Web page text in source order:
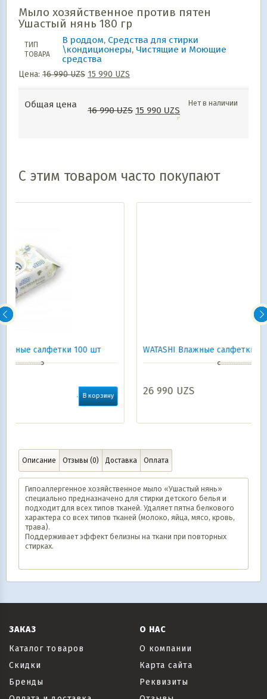
Мыло хозяйственное против пятен
Ушастый нянь 180 гр
ТИП
ТОВАРА
В роддом, Средства для стирки
\кондиционеры, Чистящие и Моющие
средства
Цена: 16 990UZS 15 990 UZS
Общая цена
16 990UZS 15 990 UZS
Нет в наличии
С этим товаром часто покупают
WATASHI Влажные салфетки для детей 0+ 64 шт
26 990UZS
Описание Отзывы (0) Доставка Оплата
Гипоаллергенное хозяйственное мыло «Ушастый нянь»
специально предназначено для стирки детского белья и
подходит для всех типов тканей. Удаляет пятна белкового
характера со всех типов тканей (молоко, яйца, мясо, кровь,
трава).
Поддерживает эффект белизны на ткани при повторных
стирках.
ЗАКАЗ
Каталог товаров
Скидки
Бренды
О НАС
О компании
Карта сайта
Реквизиты